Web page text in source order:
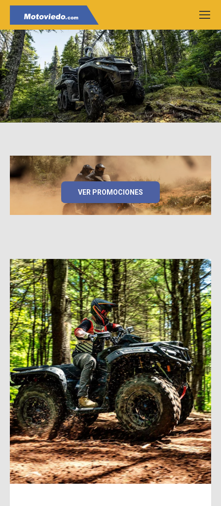
VER PROMOCIONES